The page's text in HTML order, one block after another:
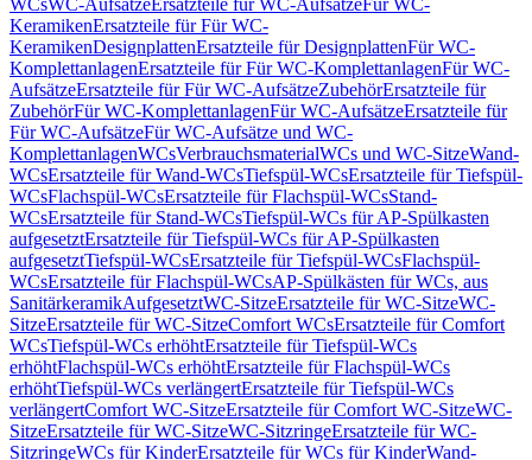
WCsWC-AufsätzeErsatzteile für WC-AufsätzeFür WC-
KeramikenErsatzteile für Für WC-
KeramikenDesignplattenErsatzteile für DesignplattenFür WC-
KomplettanlagenErsatzteile für Für WC-KomplettanlagenFür WC-
AufsätzeErsatzteile für Für WC-AufsätzeZubehörErsatzteile für
ZubehörFür WC-KomplettanlagenFür WC-AufsätzeErsatzteile für
Für WC-AufsätzeFür WC-Aufsätze und WC-
KomplettanlagenWCsVerbrauchsmaterialWCs und WC-SitzeWand-
WCsErsatzteile für Wand-WCsTiefspül-WCsErsatzteile für Tiefspül-
WCsFlachspül-WCsErsatzteile für Flachspül-WCsStand-
WCsErsatzteile für Stand-WCsTiefspül-WCs für AP-Spülkasten
aufgesetztErsatzteile für Tiefspül-WCs für AP-Spülkasten
aufgesetztTiefspül-WCsErsatzteile für Tiefspül-WCsFlachspül-
WCsErsatzteile für Flachspül-WCsAP-Spülkästen für WCs, aus
SanitärkeramikAufgesetztWC-SitzeErsatzteile für WC-SitzeWC-
SitzeErsatzteile für WC-SitzeComfort WCsErsatzteile für Comfort
WCsTiefspül-WCs erhöhtErsatzteile für Tiefspül-WCs
erhöhtFlachspül-WCs erhöhtErsatzteile für Flachspül-WCs
erhöhtTiefspül-WCs verlängertErsatzteile für Tiefspül-WCs
verlängertComfort WC-SitzeErsatzteile für Comfort WC-SitzeWC-
SitzeErsatzteile für WC-SitzeWC-SitzringeErsatzteile für WC-
SitzringeWCs für KinderErsatzteile für WCs für KinderWand-